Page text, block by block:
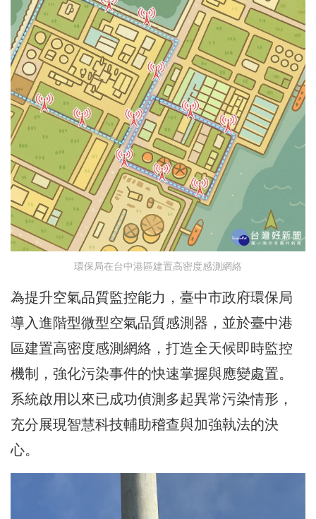
環保局在台中港區建置高密度感測網絡
為提升空氣品質監控能力，臺中市政府環保局
導入進階型微型空氣品質感測器，並於臺中港
區建置高密度感測網絡，打造全天候即時監控
機制，強化污染事件的快速掌握與應變處置。
系統啟用以來已成功偵測多起異常污染情形，
充分展現智慧科技輔助稽查與加強執法的決
心。